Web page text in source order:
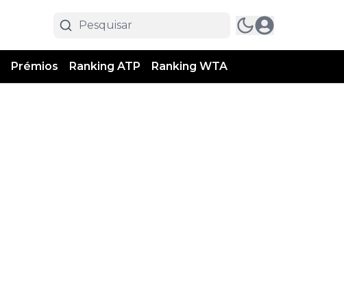
Prémios Ranking ATP Ranking WTA